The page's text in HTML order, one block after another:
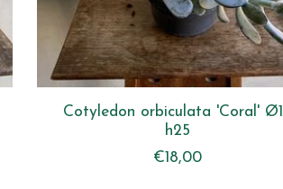
Cotyledon orbiculata 'Coral'
h25
€18,00